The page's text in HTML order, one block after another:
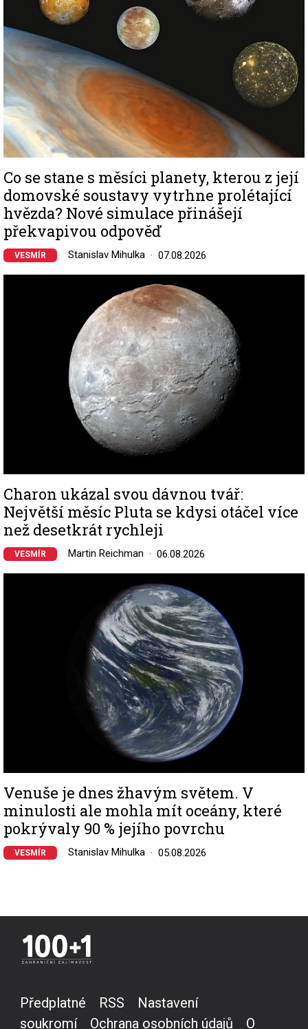
Co se stane s měsíci planety, kterou z její
domovské soustavy vytrhne prolétající
hvězda? Nové simulace přinášejí
překvapivou odpověď
VESMÍR Stanislav Mihulka 07.08.2026
Charon ukázal svou dávnou tvář:
Největší měsíc Pluta se kdysi otáčel více
než desetkrát rychleji
VESMÍR Martin Reichman 06.08.2026
Venuše je dnes žhavým světem. V
minulosti ale mohla mít oceány, které
pokrývaly 90 % jejího povrchu
VESMÍR Stanislav Mihulka 05.08.2026
Předplatné RSS
Nastavení
soukromí
Ochrana osobních údajů O